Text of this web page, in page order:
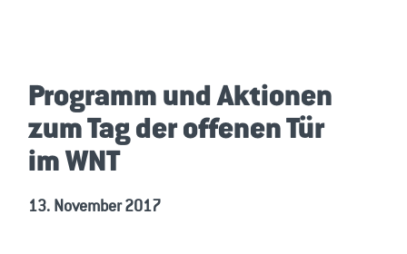
Programm und Aktionen
zum Tag der offenen Tür
im WNT
13. November 2017